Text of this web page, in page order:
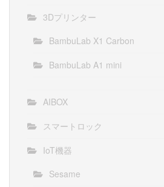
3Dプリンター
BambuLab X1 Carbon
BambuLab A1 mini
AIBOX
スマートロック
IoT機器
Sesame